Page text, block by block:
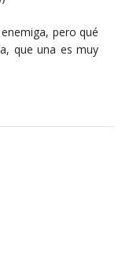
pero qué
que una es muy